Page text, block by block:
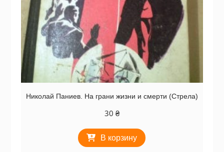
Николай Паниев. На грани жизни и смерти (Стрела)
30 ₴
В корзину